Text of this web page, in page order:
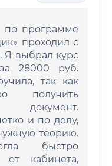
по программе
проходил с
Я выбрал курс
28000 руб.
так как
получить
документ.
и по делу,
теорию.
быстро
от кабинета,